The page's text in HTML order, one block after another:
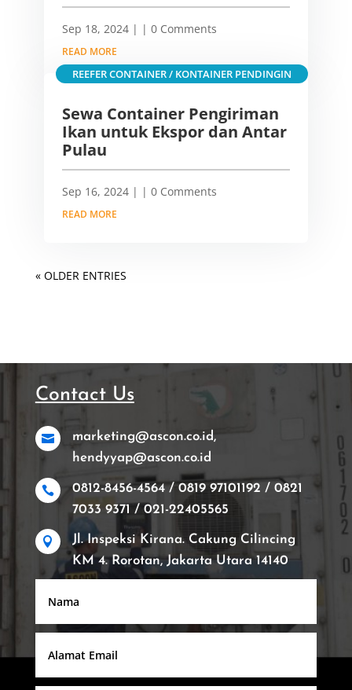
Sep 18, 2024| | 0 Comments
READ MORE
Sewa Container Pengiriman
Ikan untuk Ekspor dan Antar
Pulau
Sep 16, 2024|
REEFER CONTAINER / KONTAINER PENDINGIN
| 0 Comments
READ MORE
« OLDER ENTRIES
Contact Us

marketing@ascon.co.id,
hendyyap@ascon.co.id

0812-8456-4564 / 0819 97101192 / 0821
7033 9371 / 021-22405565

Jl. Inspeksi Kirana. Cakung Cilincing
KM 4. Rorotan, Jakarta Utara 14140